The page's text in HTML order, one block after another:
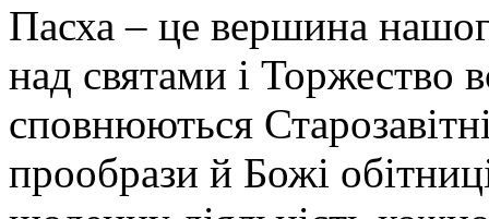
Пасха – це вершина
над святами і Торжество
сповнюються
прообрази й Божі